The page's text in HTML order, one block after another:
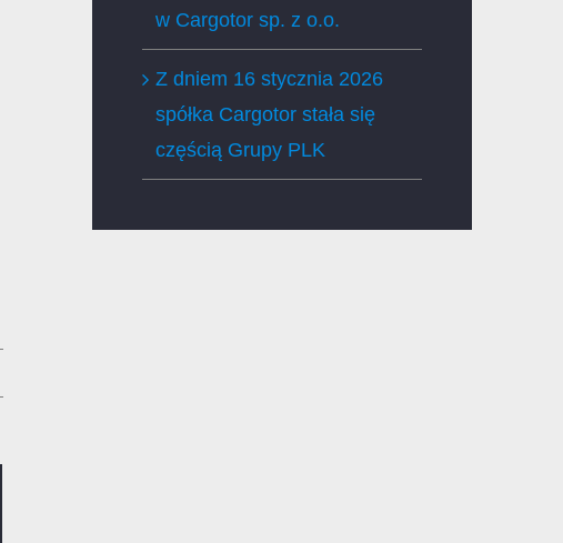
w Cargotor sp. z o.o.
Z dniem 16 stycznia 2026
spółka Cargotor stała się
częścią Grupy PLK